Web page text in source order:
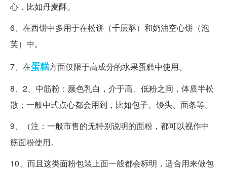
心，比如丹麦酥。
6、在西饼中多用于在松饼（千层酥）和奶油空心饼（泡
芙）中。
7、在蛋糕方面仅限于高成分的水果蛋糕中使用。
8、2、中筋粉：颜色乳白，介于高、低粉之间，体质半松
散；一般中式点心都会用到，比如包子、馒头、面条等。
9、（注：一般市售的无特别说明的面粉，都可以视作中
筋面粉使用。
10、而且这类面粉包装上面一般都会标明，适合用来做包